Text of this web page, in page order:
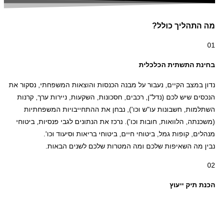
מה התהליך כולל?
01
בחינת התשתית הכלכלית
נדון במצב הקיים, נעבור על מבנה הכנסות והוצאות המשפחתי, נסקור את
הנכסים שיש לכם (נדל"ן, רכבים, חסכונות, השקעות, ניירות ערך, קרנות
השתלמות, חשבונות עו"ש וכו'), נבחן את ההתחייבויות המשפחתיות
(משכנתה, הלוואות, חובות וכו'). נרכז את הנתונים לגבי פנסיות, ביטוחי
מנהלים, קופות גמל, ביטוחי חיים, ביטוחי בריאות וסיעוד וכו'.
נבין מה השאיפות שלכם ומה המטרות שלכם לשנים הבאות.
02
הכנת תיק ייעוץ